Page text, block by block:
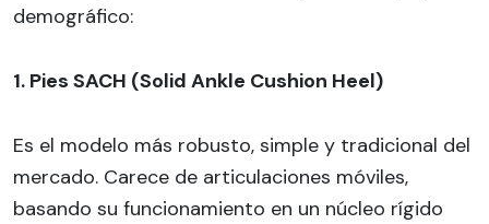
demográfico:
1. Pies SACH (Solid Ankle Cushion Heel)
Es el modelo más robusto, simple y tradicional del
mercado. Carece de articulaciones móviles,
basando su funcionamiento en un núcleo rígido